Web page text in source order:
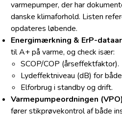
varmepumper, der har
danske klimaforhold. Listen
opdateres løbende.
Energimærkning & ErP-
til A+ på varme, og check især:
SCOP/COP (årseffektfaktor).
Lydeffektniveau (dB) for
Elforbrug i standby og drift.
Varmepumpeordningen
fører stikprøvekontrol af både